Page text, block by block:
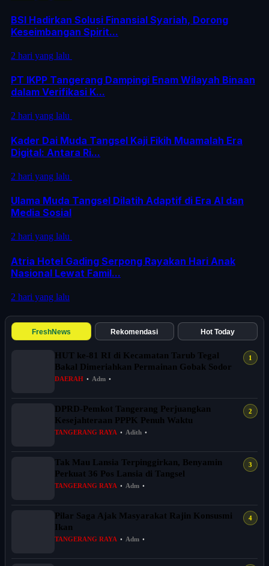
BSI Hadirkan Solusi Finansial Syariah, Dorong
Keseimbangan Spirit...
2 hari yang lalu
PT IKPP Tangerang Dampingi Enam Wilayah Binaan
dalam Verifikasi K...
2 hari yang lalu
Kader Dai Muda Tangsel Kaji Fikih Muamalah Era
Digital: Antara Ri...
2 hari yang lalu
Ulama Muda Tangsel Dilatih Adaptif di Era AI dan
Media Sosial
2 hari yang lalu
Atria Hotel Gading Serpong Rayakan Hari Anak
Nasional Lewat Famil...
2 hari yang lalu
FreshNews Rekomendasi Hot Today
HUT ke-81 RI di Kecamatan Tarub Tegal
Bakal Dimeriahkan Permainan Gobak Sodor
DAERAH • Adm •
DPRD-Pemkot Tangerang Perjuangkan
Kesejahteraan PPPK Penuh Waktu
TANGERANG RAYA • Adith •
Tak Mau Lansia Terpinggirkan, Benyamin
Perkuat 36 Pos Lansia di Tangsel
TANGERANG RAYA • Adm •
Pilar Saga Ajak Masyarakat Rajin Konsusmi
Ikan
TANGERANG RAYA • Adm •